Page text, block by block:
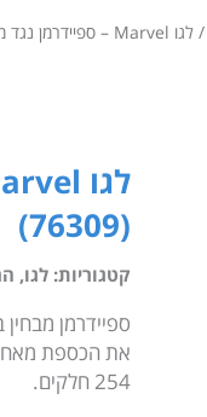
/ לגו Marvel – ספיידרמן נגד מכונית השרירים של ונום (76309)
(76309)
קטגוריות:לגו,
ספיידרמן
את הכספת
254 חלקים.